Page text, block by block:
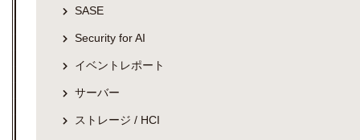
SASE
Security for AI
イベントレポート
サーバー
ストレージ / HCI